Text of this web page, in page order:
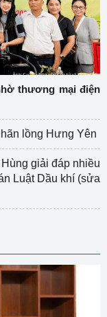
thương mại điện
lồng Hưng Yên
giải đáp nhiều
Luật Dầu khí (sửa